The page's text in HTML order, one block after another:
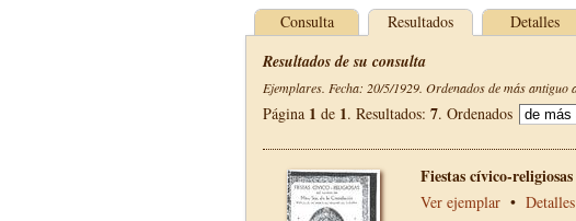
Consulta Resultados Detalles
Resultados de su consulta
Ejemplares. Fecha: 20/5/1929. Ordenados de más antiguo
Página 1 de 1. Resultados: 7. Ordenados
Fiestas cívico-
Ver ejemplar • Detalles